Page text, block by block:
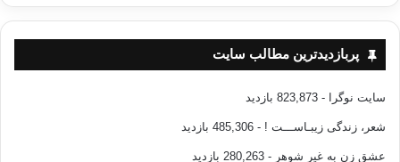
پربازدیدترین مطالب سایت
سایت نوگرا - 823,873 بازدید
شعر، زندگی زیبـاســـت ! - 485,306 بازدید
عشق زن به غیر شوهر - 280,263 بازدید